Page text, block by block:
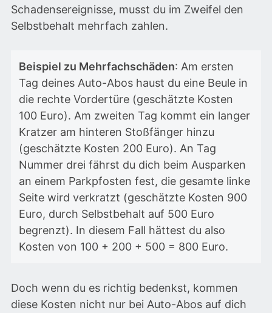
Schadensereignisse, musst du im Zweifel den
Selbstbehalt mehrfach zahlen.
Beispiel zu Mehrfachschäden: Am ersten
Tag deines Auto-Abos haust du eine Beule in
die rechte Vordertüre (geschätzte Kosten
100 Euro). Am zweiten Tag kommt ein langer
Kratzer am hinteren Stoßfänger hinzu
(geschätzte Kosten 200 Euro). An Tag
Nummer drei fährst du dich beim Ausparken
an einem Parkpfosten fest, die gesamte linke
Seite wird verkratzt (geschätzte Kosten 900
Euro, durch Selbstbehalt auf 500 Euro
begrenzt). In diesem Fall hättest du also
Kosten von 100 + 200 + 500 = 800 Euro.
Doch wenn du es richtig bedenkst, kommen
diese Kosten nicht nur bei Auto-Abos auf dich